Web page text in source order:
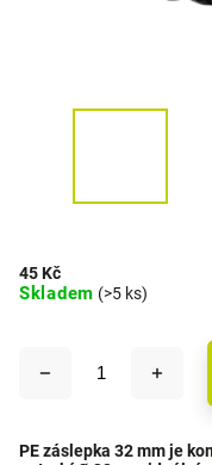
45 Kč
Skladem (>5 ks)
PE záslepka 32 mm je